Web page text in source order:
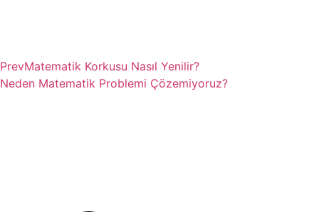
PrevMatematik Korkusu Nasıl Yenilir?
Neden Matematik Problemi Çözemiyoruz?